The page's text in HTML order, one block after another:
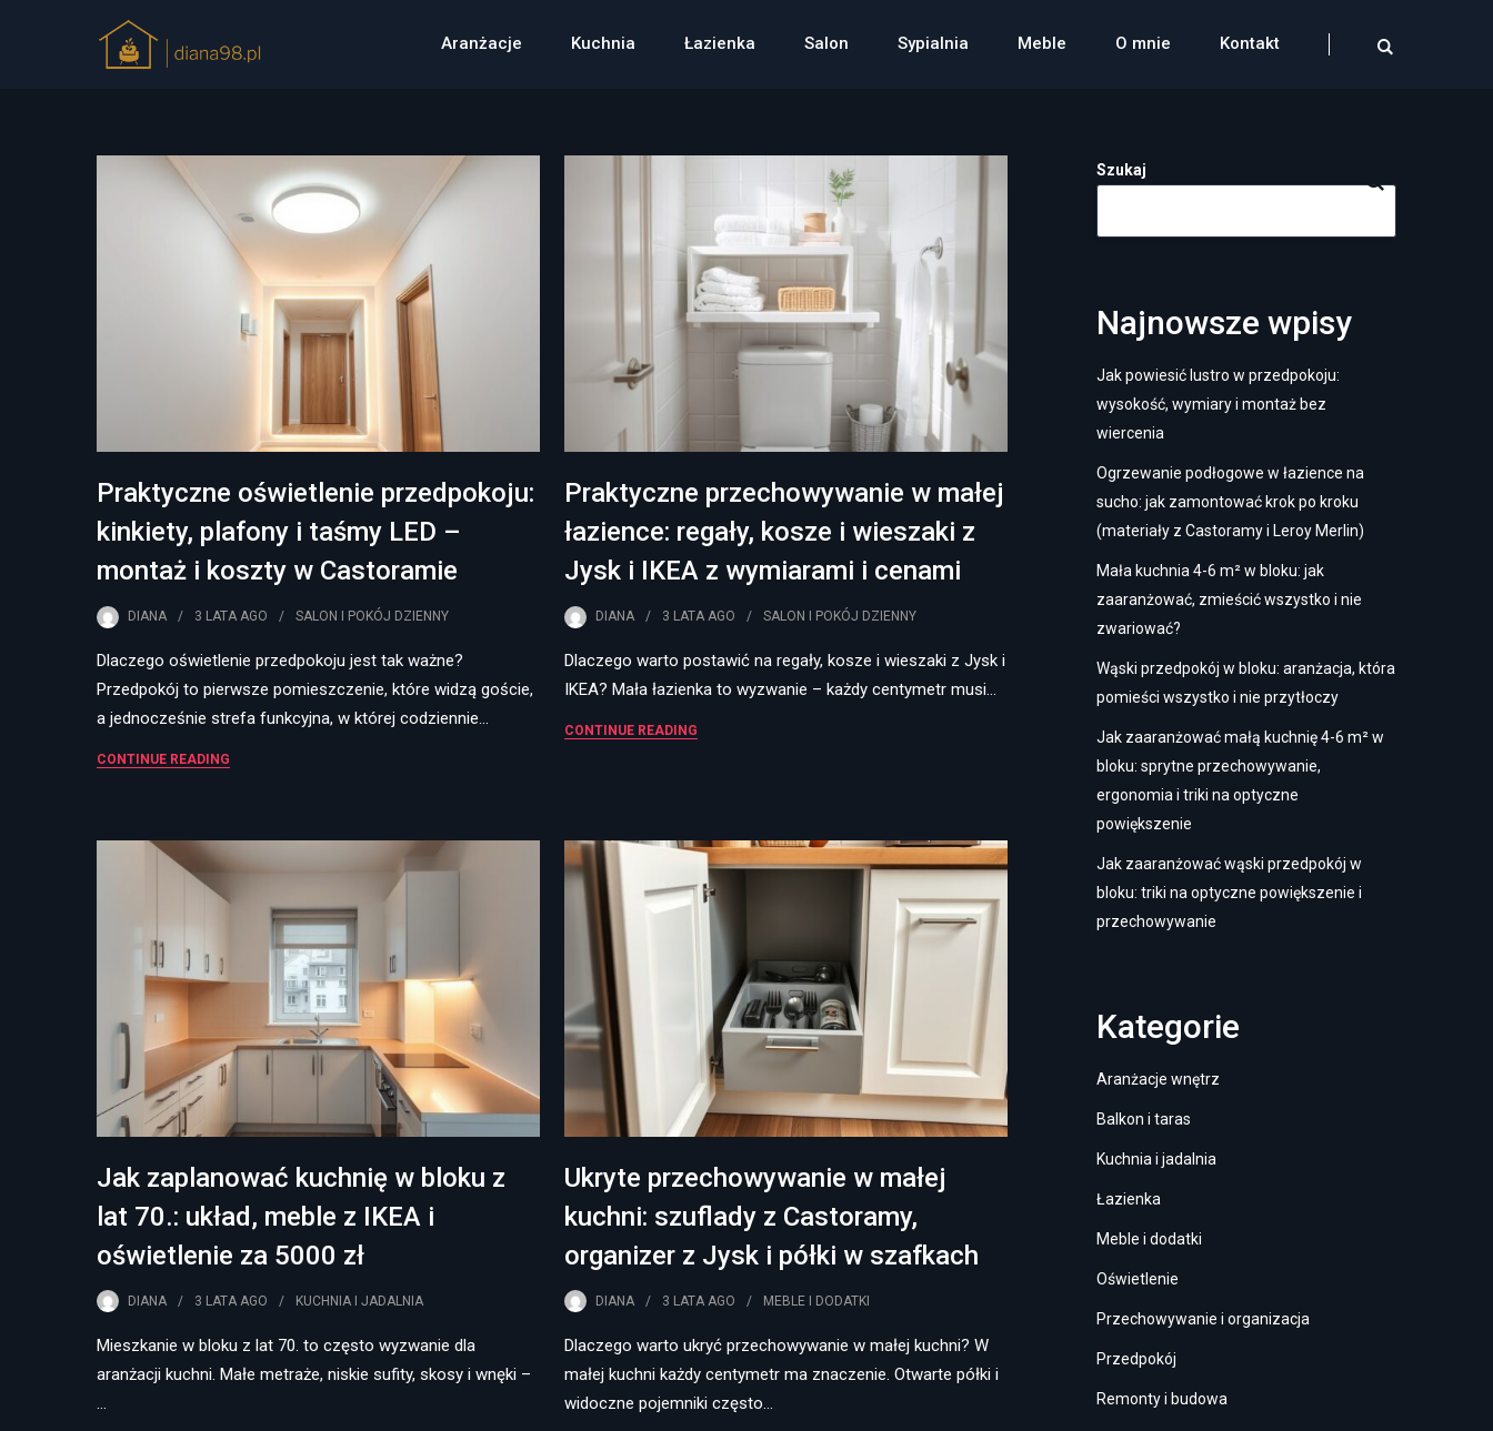
Aranżacje Kuchnia Łazienka Salon Sypialnia Meble O mnie Kontakt
Praktyczne oświetlenie przedpokoju:
kinkiety, plafony i taśmy LED –
montaż i koszty w Castoramie
DIANA 3 LATA AGO SALON I POKÓJ DZIENNY
Dlaczego oświetlenie przedpokoju jest tak ważne?
Przedpokój to pierwsze pomieszczenie, które widzą goście,
a jednocześnie strefa funkcyjna, w której codziennie…
CONTINUE READING
Praktyczne przechowywanie w małej
łazience: regały, kosze i wieszaki z
Jysk i IKEA z wymiarami i cenami
DIANA 3 LATAAGO SALON I POKÓJ DZIENNY
Dlaczego warto postawić na regały, kosze i wieszaki z Jysk i
IKEA? Mała łazienka to wyzwanie – każdy centymetr musi…
CONTINUE READING
Jak zaplanować kuchnię w bloku z
lat 70.: układ, meble z IKEA i
oświetlenie za 5000 zł
DIANA 3 LATA AGO KUCHNIA I JADALNIA
Mieszkanie w bloku z lat 70. to często wyzwanie dla
aranżacji kuchni. Małe metraże, niskie sufity, skosy i wnęki –
…
Ukryte przechowywanie w małej
kuchni: szuflady z Castoramy,
organizer z Jysk i półki w szafkach
DIANA 3 LATAAGO MEBLE I DODATKI
Dlaczego warto ukryć przechowywanie w małej kuchni? W
małej kuchni każdy centymetr ma znaczenie. Otwarte półki i
widoczne pojemniki często…
Szukaj
Najnowsze wpisy
Jak powiesić lustro w przedpokoju:
wysokość, wymiary i montaż bez
wiercenia
Ogrzewanie podłogowe w łazience na
sucho: jak zamontować krok po kroku
(materiały z Castoramy i Leroy Merlin)
Mała kuchnia 4-6 m² w bloku: jak
zaaranżować, zmieścić wszystko i nie
zwariować?
Wąski przedpokój w bloku: aranżacja, która
pomieści wszystko i nie przytłoczy
Jak zaaranżować małą kuchnię 4-6 m² w
bloku: sprytne przechowywanie,
ergonomia i triki na optyczne
powiększenie
Jak zaaranżować wąski przedpokój w
bloku: triki na optyczne powiększenie i
przechowywanie
Kategorie
Aranżacje wnętrz
Balkon i taras
Kuchnia i jadalnia
Łazienka
Meble i dodatki
Oświetlenie
Przechowywanie i organizacja
Przedpokój
Remonty i budowa